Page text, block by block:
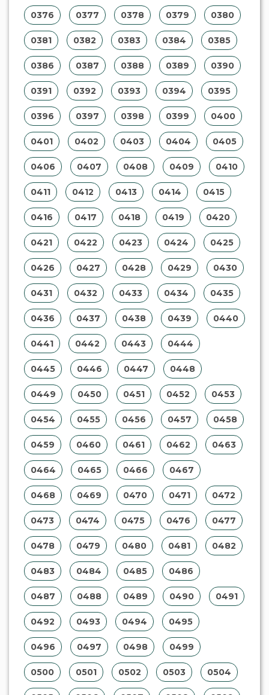
0376 0377 0378 0379 0380
0381 0382 0383 0384 0385
0386 0387 0388 0389 0390
0391 0392 0393 0394 0395
0396 0397 0398 0399 0400
0401 0402 0403 0404 0405
0406 0407 0408 0409 0410
0411 0412 0413 0414 0415
0416 0417 0418 0419 0420
0421 0422 0423 0424 0425
0426 0427 0428 0429 0430
0431 0432 0433 0434 0435
0436 0437 0438 0439 0440
0441 0442 0443 0444
0445 0446 0447 0448
0449 0450 0451 0452 0453
0454 0455 0456 0457 0458
0459 0460 0461 0462 0463
0464 0465 0466 0467
0468 0469 0470 0471 0472
0473 0474 0475 0476 0477
0478 0479 0480 0481 0482
0483 0484 0485 0486
0487 0488 0489 0490 0491
0492 0493 0494 0495
0496 0497 0498 0499
0500 0501 0502 0503 0504